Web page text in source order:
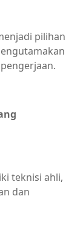
pilihan
teknisi ahli,
dan